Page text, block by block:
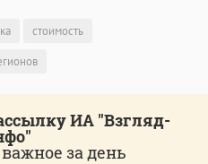
стоимость
ИА "Взгляд-
за день